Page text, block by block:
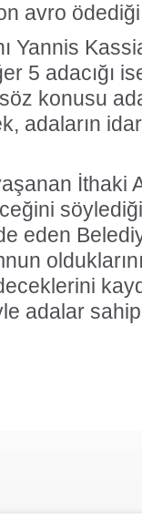
avro
Yannis
5 adacığı
konusu
adaların
İthaki
eden
adalar